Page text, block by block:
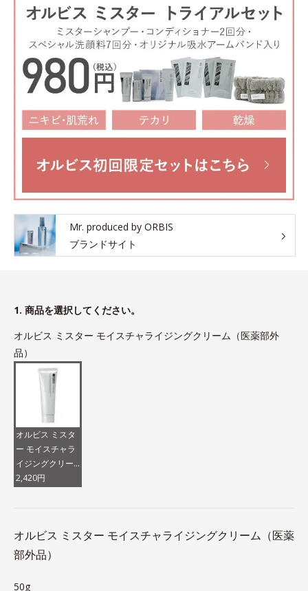
Mr. produced by ORBIS
ブランドサイト
1. 商品を選択してください。
オルビス ミスター モイスチャライジングクリーム（医薬部外
品）
オルビス ミスタ
ー モイスチャラ
イジングクリー
ム（医薬部外
2,420円
オルビス ミスター モイスチャライジングクリーム（医薬
部外品）
50g